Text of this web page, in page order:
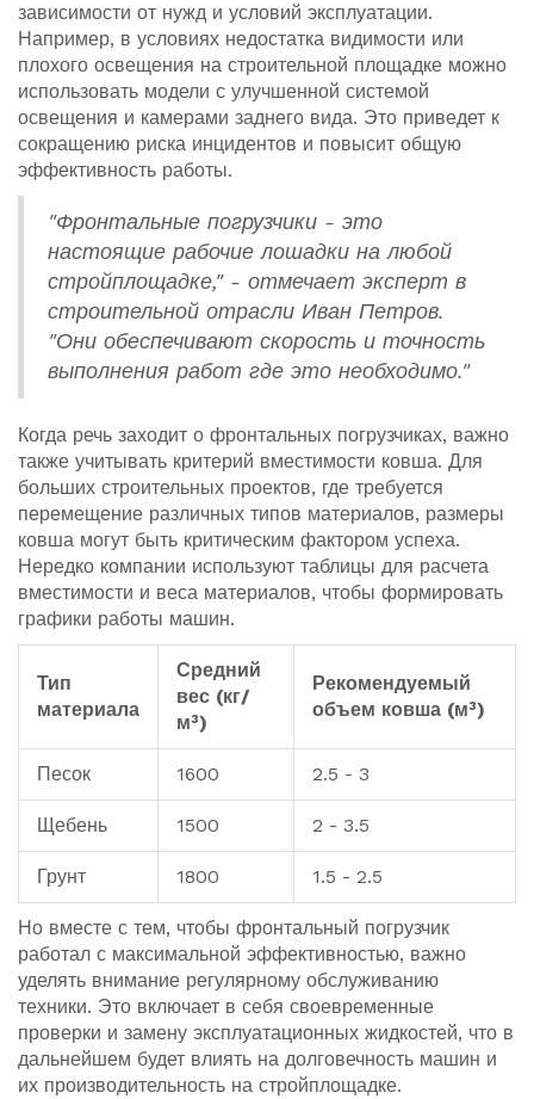
зависимости от нужд и условий эксплуатации.
Например, в условиях недостатка видимости или
плохого освещения на строительной площадке можно
использовать модели с улучшенной системой
освещения и камерами заднего вида. Это приведет к
сокращению риска инцидентов и повысит общую
эффективность работы.
"Фронтальные погрузчики - это
настоящие рабочие лошадки на любой
стройплощадке," - отмечает эксперт в
строительной отрасли Иван Петров.
"Они обеспечивают скорость и точность
выполнения работ где это необходимо."
Когда речь заходит о фронтальных погрузчиках, важно
также учитывать критерий вместимости ковша. Для
больших строительных проектов, где требуется
перемещение различных типов материалов, размеры
ковша могут быть критическим фактором успеха.
Нередко компании используют таблицы для расчета
вместимости и веса материалов, чтобы формировать
графики работы машин.
Тип
материала
Средний
вес (кг/
м³)
Рекомендуемый
объем ковша (м³)
Песок 1600 2.5 - 3
Щебень 1500 2 - 3.5
Грунт 1800 1.5 - 2.5
Но вместе с тем, чтобы фронтальный погрузчик
работал с максимальной эффективностью, важно
уделять внимание регулярному обслуживанию
техники. Это включает в себя своевременные
проверки и замену эксплуатационных жидкостей, что в
дальнейшем будет влиять на долговечность машин и
их производительность на стройплощадке.